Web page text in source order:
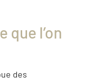
que l’on
des